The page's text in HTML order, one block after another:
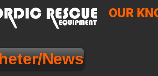
News
OUR